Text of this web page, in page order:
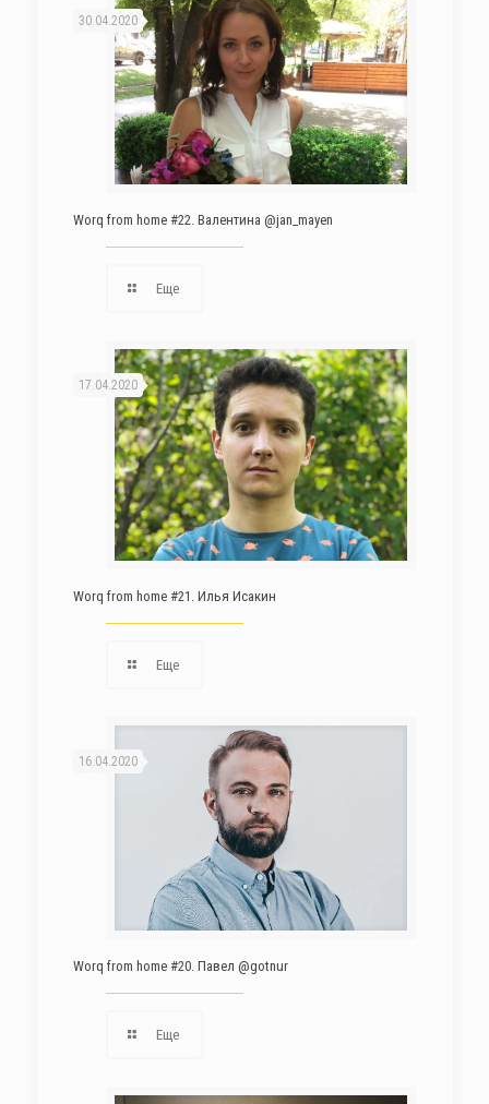
30.04.2020
Worq from home #22. Валентина @jan_mayen
Еще
17.04.2020
Worq from home #21. Илья Исакин
Еще
16.04.2020
Worq from home #20. Павел @gotnur
Еще